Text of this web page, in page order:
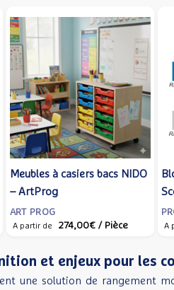
Meubles à casiers bacs NIDO
– ArtProg
ART PROG
A partir de 274,00€ / Pièce A
et enjeux pour les
une solution de rangement